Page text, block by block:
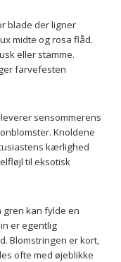
blade der ligner
midte og rosa flåd.
eller stamme.
farvefesten
sensommerens
Knoldene
kærlighed
til eksotisk
gren kan fylde en
er egentlig
Blomstringen er kort,
ofte med øjeblikke